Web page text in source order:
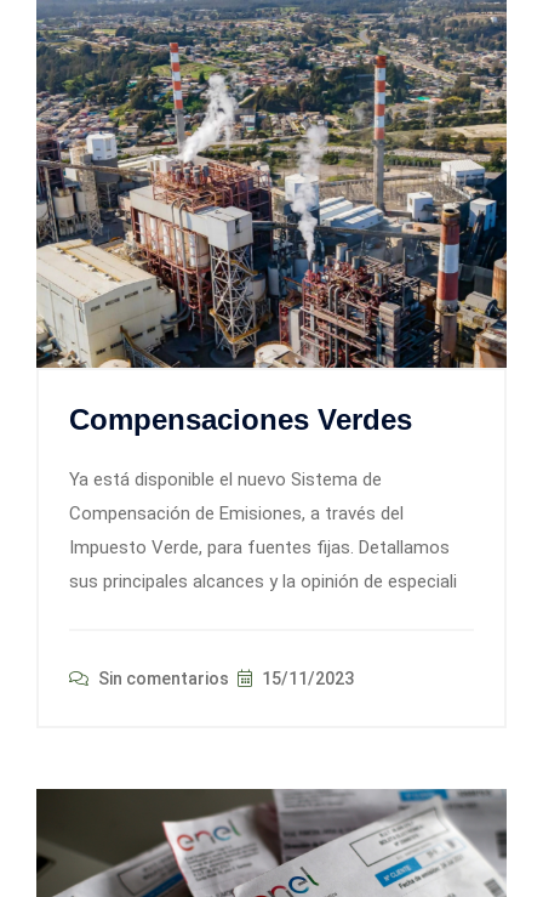
Compensaciones Verdes
Ya está disponible el nuevo Sistema de
Compensación de Emisiones, a través del
Impuesto Verde, para fuentes fijas. Detallamos
sus principales alcances y la opinión de especiali
Sin comentarios 15/11/2023